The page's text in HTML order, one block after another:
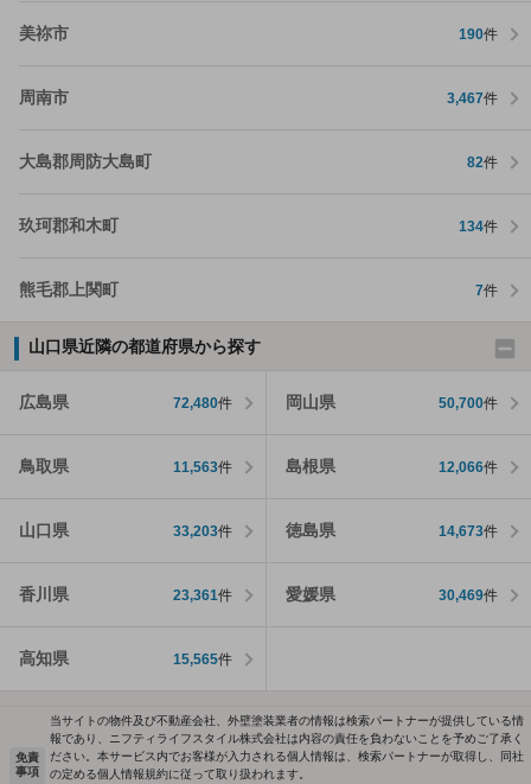
美祢市 190件
周南市 3,467件
大島郡周防大島町 82件
玖珂郡和木町 134件
熊毛郡上関町 7件
山口県近隣の都道府県から探す
広島県 72,480件 岡山県 50,700件
鳥取県 11,563件 島根県 12,066件
山口県 33,203件 徳島県 14,673件
香川県 23,361件 愛媛県 30,469件
高知県 15,565件
免責
事項
当サイトの物件及び不動産会社、外壁塗装業者の情報は検索パートナーが提供している情
報であり、ニフティライフスタイル株式会社は内容の責任を負わないことを予めご了承く
ださい。本サービス内でお客様が入力される個人情報は、検索パートナーが取得し、同社
の定める個人情報規約に従って取り扱われます。